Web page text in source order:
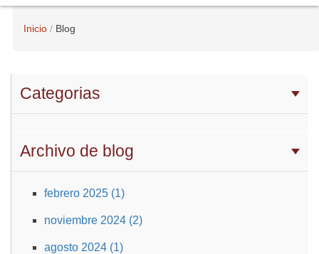
Inicio Blog
Categorias
Archivo de blog
febrero 2025 (1)
noviembre 2024 (2)
agosto 2024 (1)